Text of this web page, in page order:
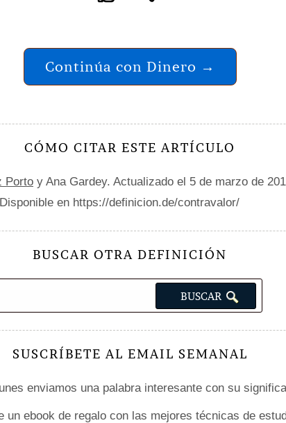
Continúa con Dinero →
CÓMO CITAR ESTE ARTÍCULO
Porto y Ana Gardey. Actualizado el 5 de marzo de
en https://definicion.de/contravalor/
BUSCAR OTRA DEFINICIÓN
SUSCRÍBETE AL EMAIL SEMANAL
enviamos una palabra interesante con su
un ebook de regalo con las mejores técnicas de